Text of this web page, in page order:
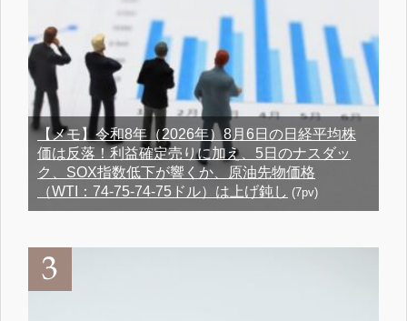
【メモ】令和8年（2026年）8月6日の日経平均株
価は反落！利益確定売りに加え、5日のナスダッ
ク、SOX指数低下が響くか、原油先物価格
（WTI：74-75-74-75ドル）は上げ鈍し (7pv)